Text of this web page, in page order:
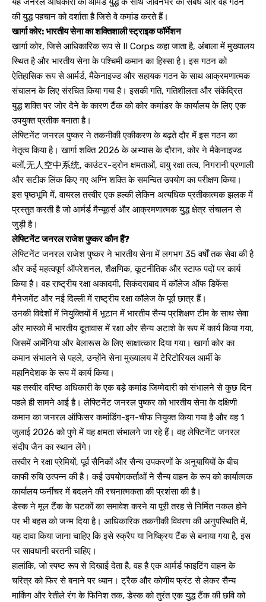
की युद्ध पहचान को दर्शाता है जिसे वे कमांड करते हैं।
खार्गा कोर: भारतीय सेना का शक्तिशाली स्ट्राइक फॉर्मेशन
खार्गा कोर, जिसे आधिकारिक रूप से II Corps कहा जाता है, अंबाला में मुख्यालय
स्थित है और भारतीय सेना के पश्चिमी कमान का हिस्सा है। इस गठन को
ऐतिहासिक रूप से आर्मर्ड, मैकेनाइज्ड और सहायक गठन के साथ आक्रमणात्मक
संचालन के लिए संरचित किया गया है। इसकी गति, गतिशीलता और संकेंद्रित
युद्ध शक्ति पर जोर देने के कारण टैंक को कोर कमांडर के कार्यालय के लिए एक
उपयुक्त प्रतीक बनाता है।
लेफ्टिनेंट जनरल पुष्कर ने तकनीकी एकीकरण के बढ़ते दौर में इस गठन का
नेतृत्व किया है। खार्गा शक्ति 2026 के अभ्यास के दौरान, कोर ने मैकेनाइज्ड
बलों,无人空中系统, काउंटर-ड्रोन क्षमताओं, वायु रक्षा तत्व, निगरानी प्रणाली
और सटीक लिंक किए गए अग्नि शक्ति के समन्वित उपयोग का परीक्षण किया।
इस पृष्ठभूमि में, वायरल तस्वीर एक हल्की लेकिन अत्यधिक प्रतीकात्मक झलक में
प्रस्तुत करती है जो आर्मर्ड मैन्यूवर्स और आक्रमणात्मक युद्ध क्षेत्र संचालन से
जुड़ी है।
लेफ्टिनेंट जनरल राजेश पुष्कर कौन हैं?
लेफ्टिनेंट जनरल राजेश पुष्कर ने भारतीय सेना में लगभग 35 वर्षों तक सेवा की है
और कई महत्वपूर्ण ऑपरेशनल, शैक्षणिक, कूटनीतिक और स्टाफ पदों पर कार्य
किया है। वह राष्ट्रीय रक्षा अकादमी, सिकंदराबाद में कॉलेज ऑफ डिफेंस
मैनेजमेंट और नई दिल्ली में राष्ट्रीय रक्षा कॉलेज के पूर्व छात्र हैं।
उनकी विदेशों में नियुक्तियों में भूटान में भारतीय सैन्य प्रशिक्षण टीम के साथ सेवा
और मास्को में भारतीय दूतावास में रक्षा और सैन्य अटाशे के रूप में कार्य किया गया,
जिसमें आर्मेनिया और बेलारूस के लिए साक्षात्कार दिया गया। खार्गा कोर का
कमान संभालने से पहले, उन्होंने सेना मुख्यालय में टेरिटोरियल आर्मी के
महानिदेशक के रूप में कार्य किया।
यह तस्वीर वरिष्ठ अधिकारी के एक बड़े कमांड जिम्मेदारी को संभालने से कुछ दिन
पहले ही सामने आई है। लेफ्टिनेंट जनरल पुष्कर को भारतीय सेना के दक्षिणी
कमान का जनरल ऑफिसर कमांडिंग-इन-चीफ नियुक्त किया गया है और वह 1
जुलाई 2026 को पुणे में यह क्षमता संभालने जा रहे हैं। वह लेफ्टिनेंट जनरल
संदीप जैन का स्थान लेंगे।
तस्वीर ने रक्षा प्रेमियों, पूर्व सैनिकों और सैन्य उपकरणों के अनुयायियों के बीच
काफी रुचि उत्पन्न की है। कई उपयोगकर्ताओं ने सैन्य वाहन के रूप को कार्यात्मक
कार्यालय फर्नीचर में बदलने की रचनात्मकता की प्रशंसा की है।
डेस्क ने मूल टैंक के घटकों का समावेश करने या पूरी तरह से निर्मित नकल होने
पर भी बहस को जन्म दिया है। आधिकारिक तकनीकी विवरण की अनुपस्थिति में,
यह दावा किया जाना चाहिए कि इसे स्क्रैप या निष्क्रिय टैंक से बनाया गया है, इस
पर सावधानी बरतनी चाहिए।
हालांकि, जो स्पष्ट रूप से दिखाई देता है, वह है एक आर्मर्ड फाइटिंग वाहन के
चरित्र को फिर से बनाने पर ध्यान। ट्रैक और कोणीय फ्रंट से लेकर सैन्य
मार्किंग और रेतीले रंग के फिनिश तक, डेस्क को तुरंत एक युद्ध टैंक की छवि को